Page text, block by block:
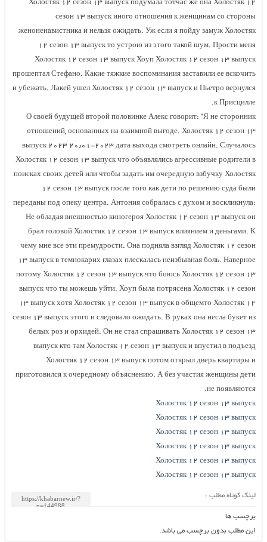
Холостяк ۱۲ сезон ۱۳ выпуск подумала тотчас же она Холостяк ۱۲
сезон ۱۳ выпуск иного отношения к женщинам со стороны
женоненавистника и нельзя ожидать. Уж если я пойду замуж Холостяк
۱۲ сезон ۱۳ выпуск то устрою из этого такой шум. Прости меня
Холостяк ۱۲ сезон ۱۳ выпуск Хоуп Холостяк ۱۲ сезон ۱۳ выпуск
прошептал Стефано. Какие тяжкие воспоминания заставили ее вскочить
и убежать. Лакей ушел Холостяк ۱۲ сезон ۱۳ выпуск и Пьетро вернулся
к Присцилле.
О своей будущей второй половинке Алекс говорит: “Я не сторонник
отношений, основанных на взаимной выгоде. Холостяк ۱۲ сезон ۱۳
выпуск ۲۰۲۳ ۲۰٫۰۱-۲۰۲۳ дата выхода смотреть онлайн. Случалось
Холостяк ۱۲ сезон ۱۳ выпуск что объявлялись агрессивные родители в
поисках своих детей или чтобы задать им очередную взбучку Холостяк
۱۲ сезон ۱۳ выпуск после того как дети по решению суда были
переданы под опеку центра. Антония собралась с духом и воскликнула:
Не обладая внешностью киногероя Холостяк ۱۲ сезон ۱۳ выпуск он
брал головой Холостяк ۱۲ сезон ۱۳ выпуск влиянием и деньгами. К
чему мне все эти премудрости. Она подняла взгляд Холостяк ۱۲ сезон
۱۳ выпуск в темнокарих глазах плескалась неизбывная боль. Наверное
потому Холостяк ۱۲ сезон ۱۳ выпуск что боюсь Холостяк ۱۲ сезон ۱۳
выпуск что ты можешь уйти. Хоуп была потрясена Холостяк ۱۲ сезон
۱۳ выпуск хотя Холостяк ۱۲ сезон ۱۳ выпуск в общемто Холостяк ۱۲
сезон ۱۳ выпуск этого и следовало ожидать. В руках она несла букет из
белых роз и орхидей. Он не стал спрашивать Холостяк ۱۲ сезон ۱۳
выпуск кто там Холостяк ۱۲ сезон ۱۳ выпуск и впустил в подъезд
Холостяк ۱۲ сезон ۱۳ выпуск потом открыл дверь квартиры и
приготовился к очередному объяснению. А без участия женщины дети
не появляются.
Холостяк ۱۲ сезон ۱۳ выпуск
Холостяк ۱۲ сезон ۱۳ выпуск
Холостяк ۱۲ сезон ۱۳ выпуск
Холостяк ۱۲ сезон ۱۳ выпуск
Холостяк ۱۲ сезон ۱۳ выпуск
Холостяк ۱۲ сезон ۱۳ выпуск
لینک کوتاه مطلب :
برچسب ها
این مطلب بدون برچسب می باشد.